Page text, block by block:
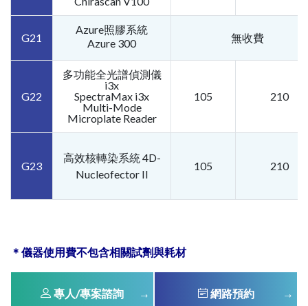
G21
Azure照膠系統
Azure 300
無收費
G22
多功能全光譜偵測儀
i3x
SpectraMax i3x
Multi-Mode
Microplate Reader
105 210
G23
高效核轉染系統 4D-
Nucleofector II
105 210
＊儀器使用費不包含相關試劑與耗材
專人/專案諮詢 網路預約